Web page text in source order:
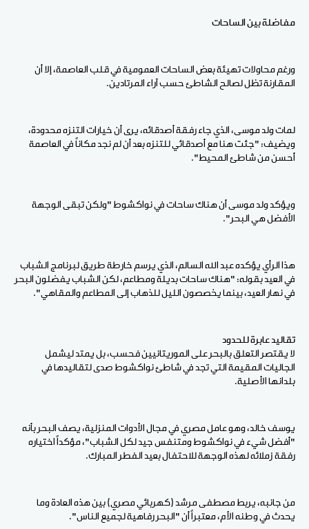
مفاضلة بين الساحات
ورغم محاولات تهيئة بعض الساحات العمومية في قلب العاصمة، إلا أن
المقارنة تظل لصالح الشاطئ حسب آراء المرتادين.
لمات ولد موسى، الذي جاء رفقة أصدقائه، يرى أن خيارات التنزه محدودة،
ويضيف: "جئت هنا مع أصدقائي للتنزه بعد أن لم نجد مكاناً في العاصمة
أحسن من شاطئ المحيط".
ويؤكد ولد موسى أن هناك ساحات في نواكشوط "ولكن تبقى الوجهة
الأفضل هي البحر".
هذا الرأي يؤكده عبد الله السالم، الذي يرسم خارطة طريق لبرنامج الشباب
في العيد بقوله: "هناك ساحات بديلة ومطاعم، لكن الشباب يفضلون البحر
في نهار العيد، بينما يخصصون الليل للذهاب إلى المطاعم والمقاهي".
تقاليد عابرة للحدود
لا يقتصر التعلق بالبحر على الموريتانيين فحسب، بل يمتد ليشمل
الجاليات المقيمة التي تجد في شاطئ نواكشوط صدى لتقاليدها في
بلدانها الأصلية.
يوسف خالد، وهو عامل مصري في مجال الأدوات المنزلية، يصف البحر بأنه
"أفضل شيء في نواكشوط ومتنفس جيد لكل الشباب"، مؤكداً اختياره
رفقة زملائه لهذه الوجهة للاحتفال بعيد الفطر المبارك.
من جانبه، يربط مصطفى مرشد (كهربائي مصري) بين هذه العادة وما
يحدث في وطنه الأم، معتبراً أن "البحر رفاهية لجميع الناس".